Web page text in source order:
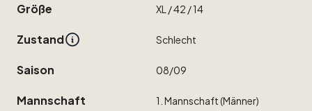
Größe XL ​/​42 ​/​14
Zustand Schlecht
Saison 08​/​09
Mannschaft 1. Mannschaft(Männer)